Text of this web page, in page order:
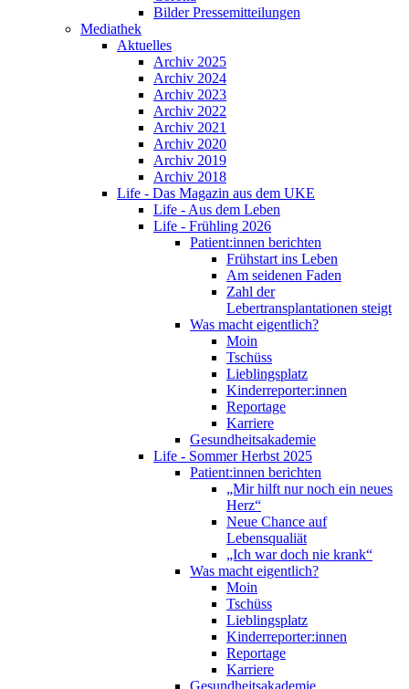
Bilder Pressemitteilungen
Mediathek
Aktuelles
Archiv 2025
Archiv 2024
Archiv 2023
Archiv 2022
Archiv 2021
Archiv 2020
Archiv 2019
Archiv 2018
Life - Das Magazin aus dem UKE
Life - Aus dem Leben
Life - Frühling 2026
Patient:innen berichten
Frühstart ins Leben
Am seidenen Faden
Zahl der
Lebertransplantationen steigt
Was macht eigentlich?
Moin
Tschüss
Lieblingsplatz
Kinderreporter:innen
Reportage
Karriere
Gesundheitsakademie
Life - Sommer Herbst 2025
Patient:innen berichten
„Mir hilft nur noch ein neues
Herz“
Neue Chance auf
Lebensqualiät
„Ich war doch nie krank“
Was macht eigentlich?
Moin
Tschüss
Lieblingsplatz
Kinderreporter:innen
Reportage
Karriere
Gesundheitsakademie